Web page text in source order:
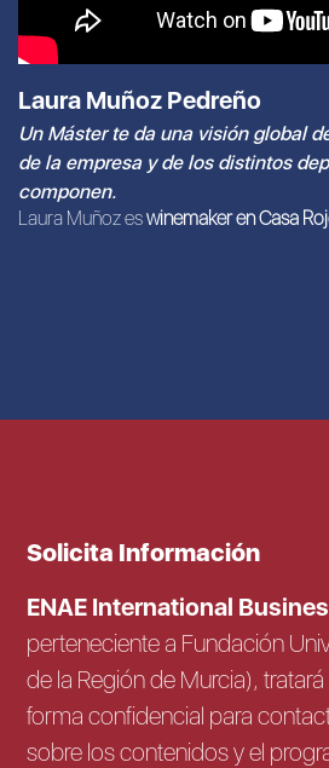
Laura Muñoz Pedreño
Un Máster te da una visión global
de la empresa y de los distintos
componen.
Laura Muñoz eswinemaker en Casa
Solicita Información
ENAE International
perteneciente a Fundación
de la Región de Murcia),
forma confidencial para
sobre los contenidos y el